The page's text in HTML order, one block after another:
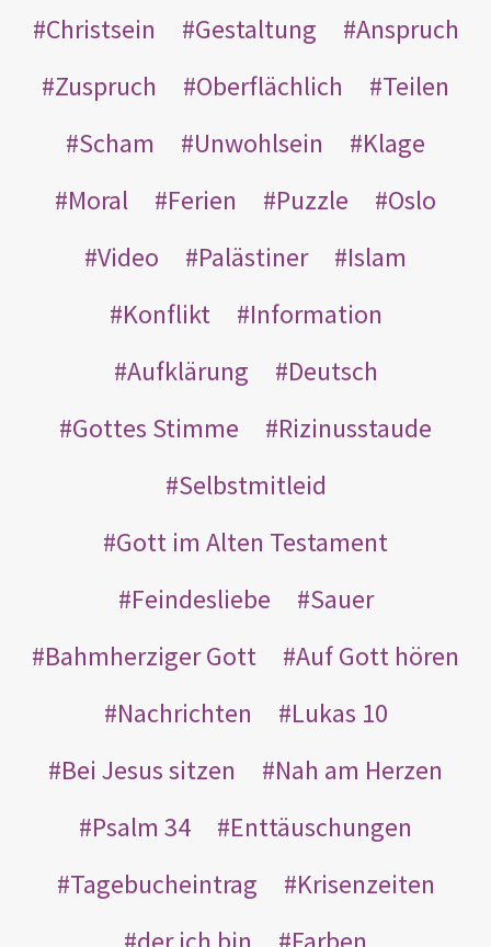
Christsein
Gestaltung
Anspruch
Zuspruch
Oberflächlich
Teilen
Scham
Unwohlsein
Klage
Moral
Ferien Puzzle
Oslo
Video
Palästiner
Islam
Konflikt
Information
Aufklärung
Deutsch
Gottes Stimme
Rizinusstaude
Selbstmitleid
Gott im Alten Testament
Feindesliebe
Sauer
Bahmherziger Gott
Auf Gott hören
Nachrichten
Lukas 10
Bei Jesus sitzen
Nah am Herzen
Psalm 34
Enttäuschungen
Tagebucheintrag
Krisenzeiten